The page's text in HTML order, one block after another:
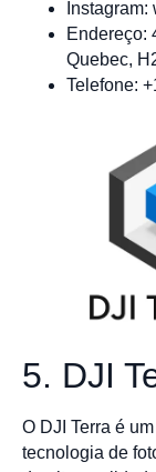
Endereço:
Quebec,
Telefone:
5. DJI
O DJI Terra é
tecnologia de